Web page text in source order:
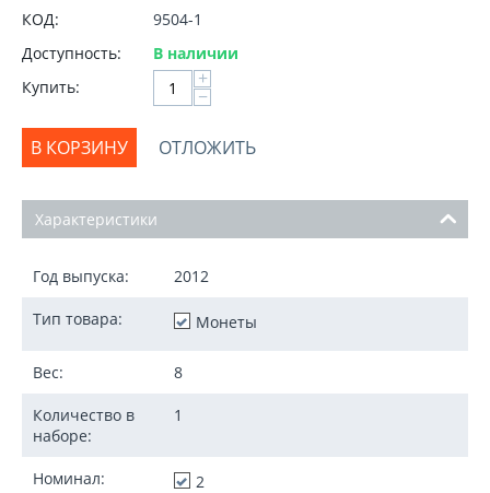
КОД:
9504-1
Доступность:
В наличии
Купить:
+
−
В КОРЗИНУ ОТЛОЖИТЬ
Характеристики
Год выпуска: 2012
Тип товара: Монеты
Вес: 8
Количество в
наборе:
1
Номинал: 2